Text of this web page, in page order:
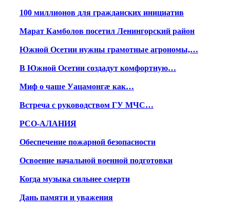
100 миллионов для гражданских инициатив
Марат Камболов посетил Ленингорский район
Южной Осетии нужны грамотные агрономы,…
В Южной Осетии создадут комфортную…
Миф о чаше Уацамонгæ как…
Встреча с руководством ГУ МЧС…
РСО-АЛАНИЯ
Обеспечение пожарной безопасности
Освоение начальной военной подготовки
Когда музыка сильнее смерти
Дань памяти и уважения